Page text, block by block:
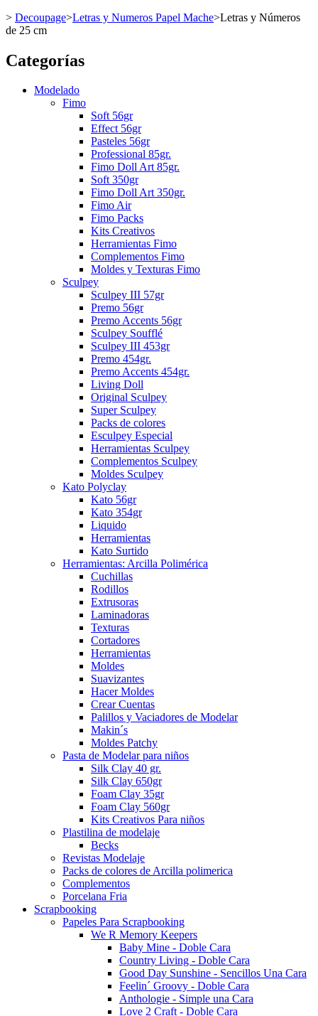
> Decoupage>Letras y Numeros Papel Mache>Letras y Números
de 25 cm
Categorías
Modelado
Fimo
Soft 56gr
Effect 56gr
Pasteles 56gr
Professional 85gr.
Fimo Doll Art 85gr.
Soft 350gr
Fimo Doll Art 350gr.
Fimo Air
Fimo Packs
Kits Creativos
Herramientas Fimo
Complementos Fimo
Moldes y Texturas Fimo
Sculpey
Sculpey III 57gr
Premo 56gr
Premo Accents 56gr
Sculpey Soufflé
Sculpey III 453gr
Premo 454gr.
Premo Accents 454gr.
Living Doll
Original Sculpey
Super Sculpey
Packs de colores
Esculpey Especial
Herramientas Sculpey
Complementos Sculpey
Moldes Sculpey
Kato Polyclay
Kato 56gr
Kato 354gr
Liquido
Herramientas
Kato Surtido
Herramientas: Arcilla Polimérica
Cuchillas
Rodillos
Extrusoras
Laminadoras
Texturas
Cortadores
Herramientas
Moldes
Suavizantes
Hacer Moldes
Crear Cuentas
Palillos y Vaciadores de Modelar
Makin´s
Moldes Patchy
Pasta de Modelar para niños
Silk Clay 40 gr.
Silk Clay 650gr
Foam Clay 35gr
Foam Clay 560gr
Kits Creativos Para niños
Plastilina de modelaje
Becks
Revistas Modelaje
Packs de colores de Arcilla polimerica
Complementos
Porcelana Fria
Scrapbooking
Papeles Para Scrapbooking
We R Memory Keepers
Baby Mine - Doble Cara
Country Living - Doble Cara
Good Day Sunshine - Sencillos Una Cara
Feelin´ Groovy - Doble Cara
Anthologie - Simple una Cara
Love 2 Craft - Doble Cara